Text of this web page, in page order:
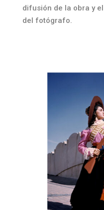
difusión de la obra y
del fotógrafo.